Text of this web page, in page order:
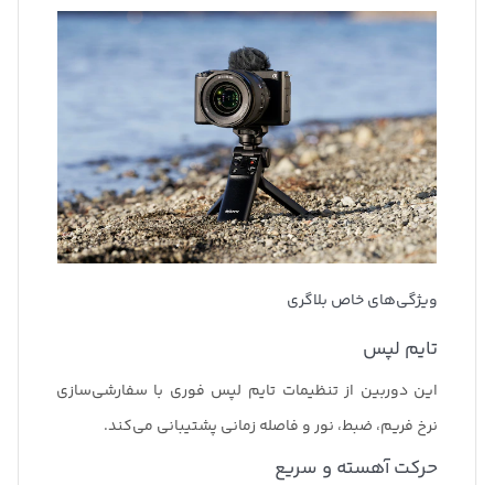
ویژگی‌های خاص بلاگری
تایم لپس
این دوربین از تنظیمات تایم لپس فوری با سفارشی‌سازی
نرخ فریم، ضبط، نور و فاصله زمانی پشتیبانی می‌کند.
حرکت آهسته و سریع